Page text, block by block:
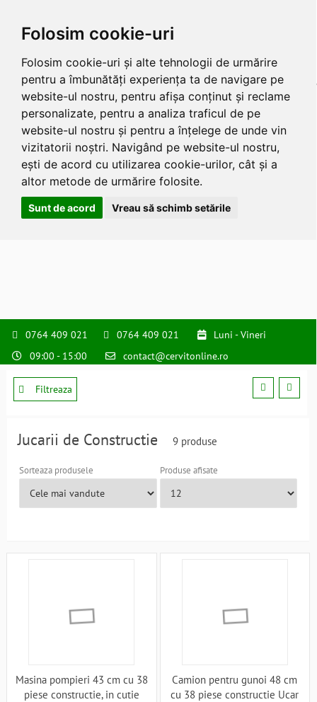
Folosim cookie-uri
Folosim cookie-uri și alte tehnologii de urmărire
pentru a îmbunătăți experiența ta de navigare pe
website-ul nostru, pentru afișa conținut și reclame
personalizate, pentru a analiza traficul de pe
website-ul nostru și pentru a înțelege de unde vin
vizitatorii noștri. Navigând pe website-ul nostru,
ești de acord cu utilizarea cookie-urilor, cât și a
altor metode de urmărire folosite.
Sunt de acord Vreau să schimb setările
0764 409 021 0764 409 021
Luni - Vineri
09:00 - 15:00
contact@cervitonline.ro
Filtreaza
Jucarii de Constructie 9 produse
Sorteaza produsele Produse afisate
Masina pompieri 43 cm cu 38
piese constructie, in cutie
Camion pentru gunoi 48 cm
cu 38 piese constructie Ucar